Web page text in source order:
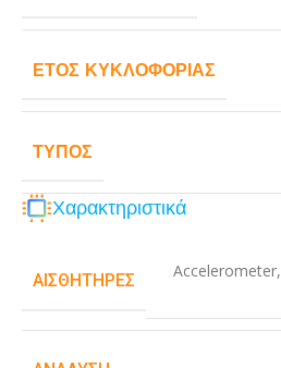
ΈΤΟΣ ΚΥΚΛΟΦΟΡΊΑΣ
ΤΎΠΟΣ
Χαρακτηριστικά
ΑΙΣΘΗΤΉΡΕΣ Accelerometer,